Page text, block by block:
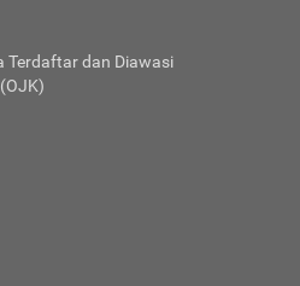
Terdaftar dan Diawasi